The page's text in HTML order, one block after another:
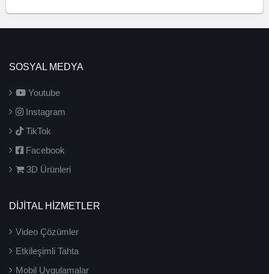
SOSYAL MEDYA
Youtube
Instagram
TikTok
Facebook
3D Ürünleri
DİJİTAL HİZMETLER
Video Çözümler
Etkileşimli Tahta
Mobil Uygulamalar